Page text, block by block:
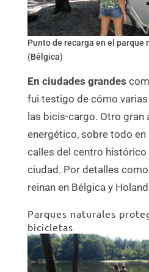
Punto de recarga en el parque
(Bélgica)
En ciudades grandes
fui testigo de cómo
las bicis-cargo. Otro gran
energético, sobre todo
calles del centro
ciudad. Por detalles
reinan en Bélgica y
Parques naturales
bicicletas